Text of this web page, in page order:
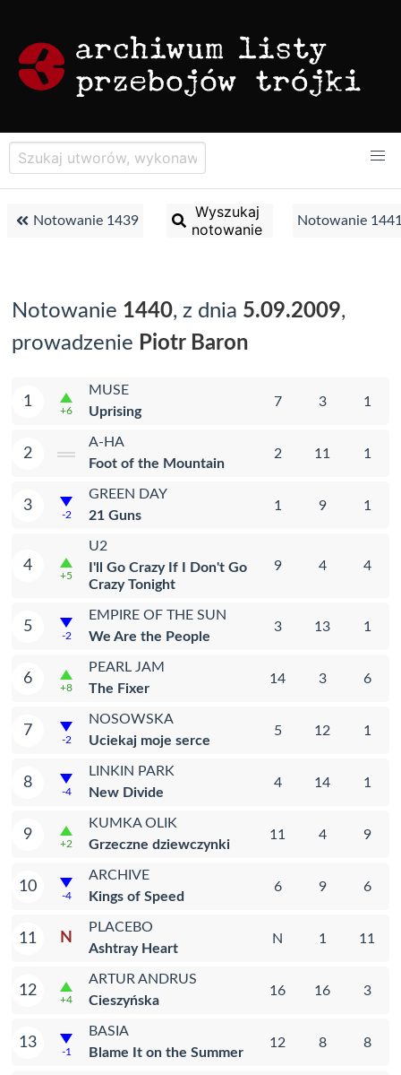
Notowanie 1439
Wyszukaj
notowanie
Notowanie
Notowanie 1440, z dnia 5.09.2009,
prowadzenie Piotr Baron
1
+6
MUSE
Uprising
7 3 1
2
A-HA
Foot of the Mountain
2 11 1
3
-2
GREEN DAY
21 Guns
1 9 1
4
+5
U2
I'll Go Crazy If I Don't Go
Crazy Tonight
9 4 4
5
-2
EMPIRE OF THE SUN
We Are the People
3 13 1
6
+8
PEARL JAM
The Fixer
14 3 6
7
-2
NOSOWSKA
Uciekaj moje serce
5 12 1
8
-4
LINKIN PARK
New Divide
4 14 1
9
+2
KUMKA OLIK
Grzeczne dziewczynki
11 4 9
10
-4
ARCHIVE
Kings of Speed
6 9 6
11 N
PLACEBO
Ashtray Heart
N 1 11
12
+4
ARTUR ANDRUS
Cieszyńska
16 16 3
13
-1
BASIA
Blame It on the Summer
12 8 8